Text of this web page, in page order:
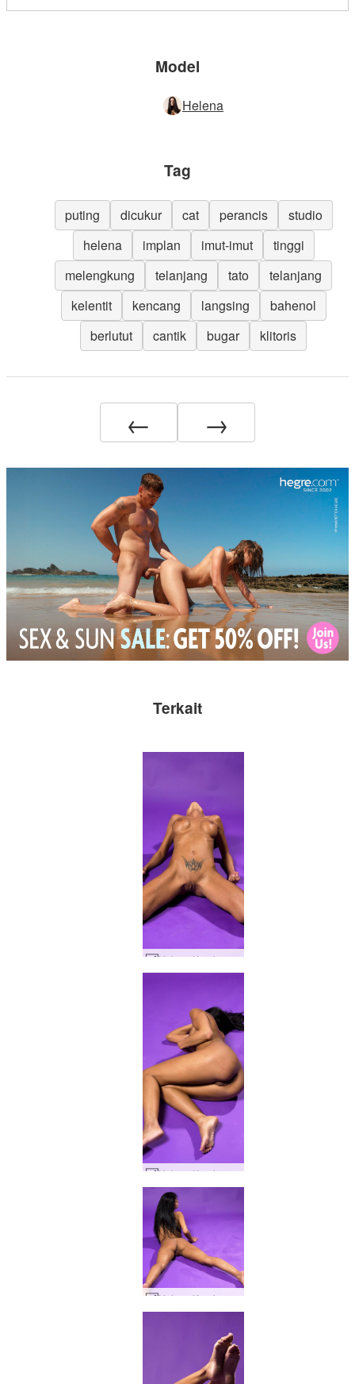
Model
Helena
Tag
puting dicukur cat perancis
studio
helena
implan imut-imut
tinggi
melengkung
telanjang tato
telanjang
kelentit
kencang langsing
bahenol
berlutut
cantik bugar klitoris
← →
Terkait
Helena Karel ungu #41
Helena Karel ungu #49
Helena Karel ungu #50